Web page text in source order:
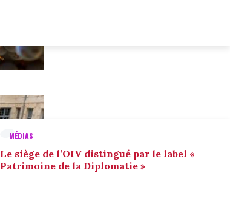
MÉDIAS
Le siège de l’OIV distingué par le label «
Patrimoine de la Diplomatie »